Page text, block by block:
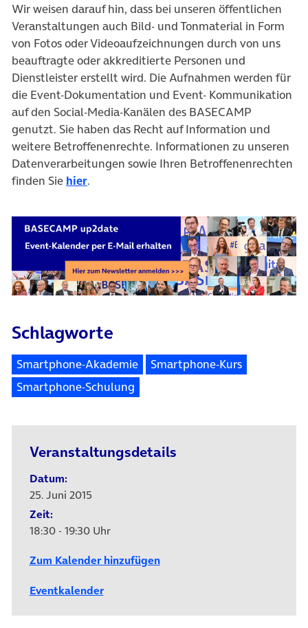
Wir weisen darauf hin, dass bei unseren öffentlichen
Veranstaltungen auch Bild- und Tonmaterial in Form
von Fotos oder Videoaufzeichnungen durch von uns
beauftragte oder akkreditierte Personen und
Dienstleister erstellt wird. Die Aufnahmen werden für
die Event-Dokumentation und Event- Kommunikation
auf den Social-Media-Kanälen des BASECAMP
genutzt. Sie haben das Recht auf Information und
weitere Betroffenenrechte. Informationen zu unseren
Datenverarbeitungen sowie Ihren Betroffenenrechten
finden Sie hier.
Schlagworte
Smartphone-Akademie
Smartphone-Kurs
Smartphone-Schulung
Veranstaltungsdetails
Datum:
25. Juni 2015
Zeit:
18:30 - 19:30 Uhr
Zum Kalender hinzufügen
Eventkalender